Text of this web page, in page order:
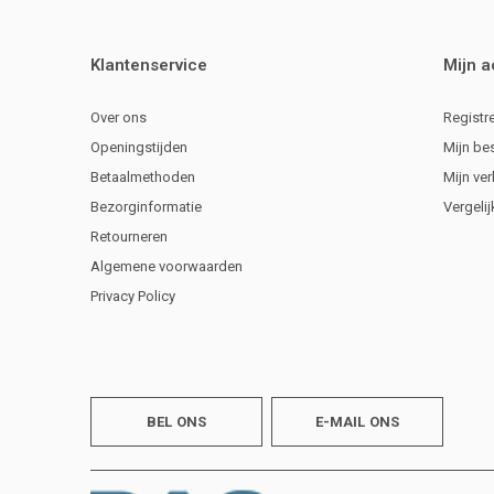
Klantenservice
Over ons
Openingstijden
Betaalmethoden
Bezorginformatie
Retourneren
Algemene voorwaarden
Privacy Policy
Mijn
Mijn
Mijn
BEL ONS E-MAIL ONS